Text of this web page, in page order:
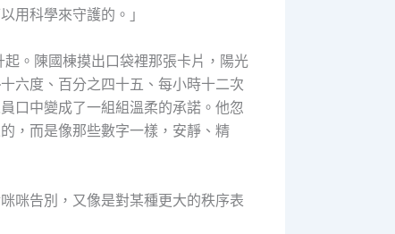
用科學來守護的。」
。陳國棟摸出口袋裡那張卡片，陽光
六度、百分之四十五、每小時十二次
口中變成了一組組溫柔的承諾。他忽
，而是像那些數字一樣，安靜、精
咪告別，又像是對某種更大的秩序表